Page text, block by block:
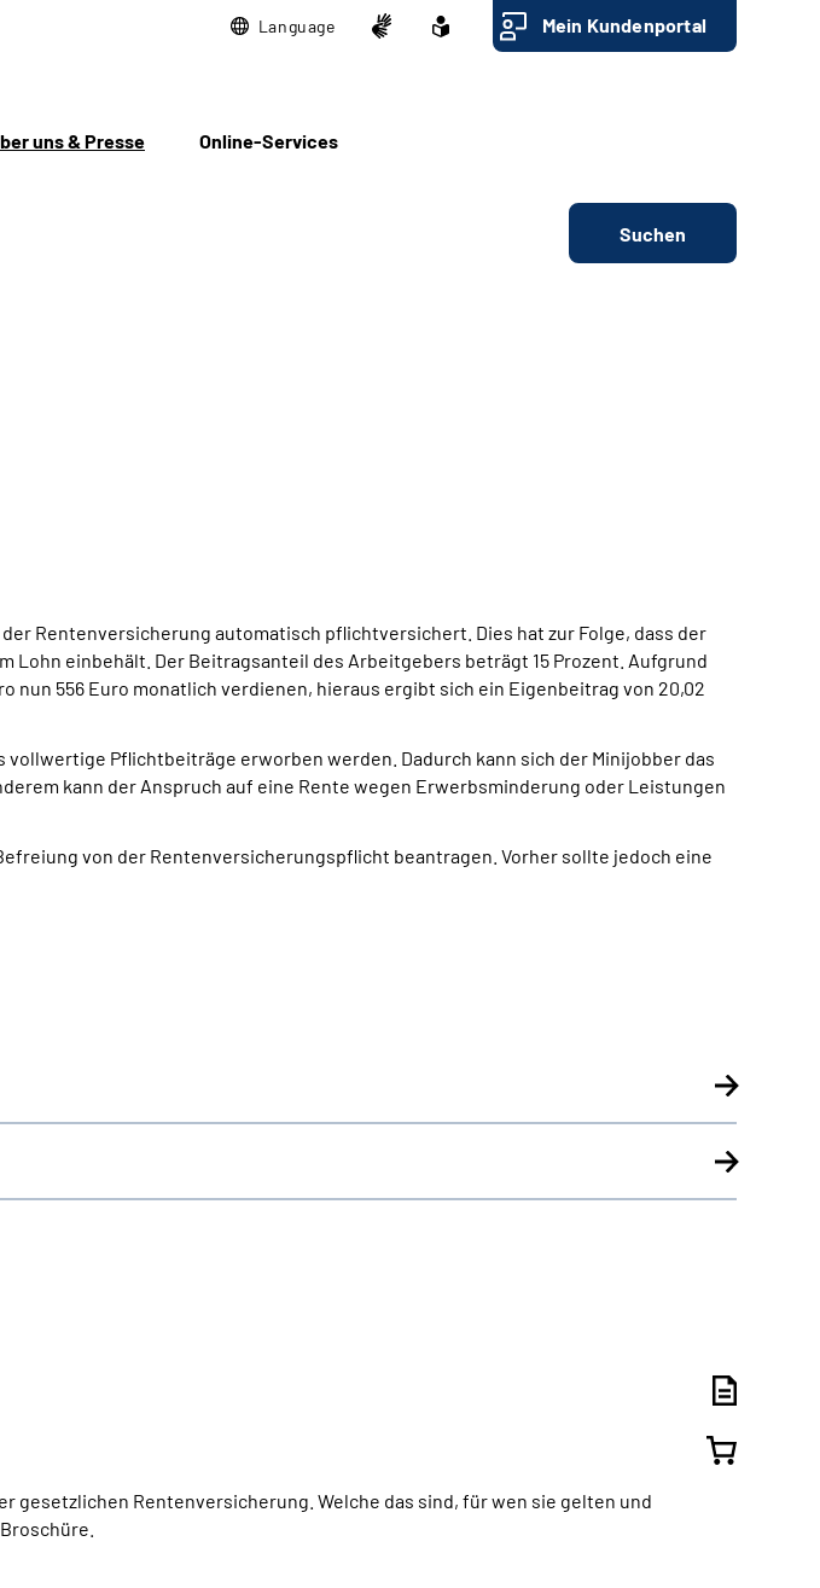
Language Mein Kundenportal
uns & Presse Online-Services
Suchen
Rentenversicherung automatisch pflichtversichert. Dies hat zur Folge, dass der
einbehält. Der Beitragsanteil des Arbeitgebers beträgt 15 Prozent. Aufgrund
nun 556 Euro monatlich verdienen, hieraus ergibt sich ein Eigenbeitrag von 20,02
Pflichtbeiträge erworben werden. Dadurch kann sich der Minijobber das
kann der Anspruch auf eine Rente wegen Erwerbsminderung oder Leistungen
von der Rentenversicherungspflicht beantragen. Vorher sollte jedoch eine
gesetzlichen Rentenversicherung. Welche das sind, für wen sie gelten und